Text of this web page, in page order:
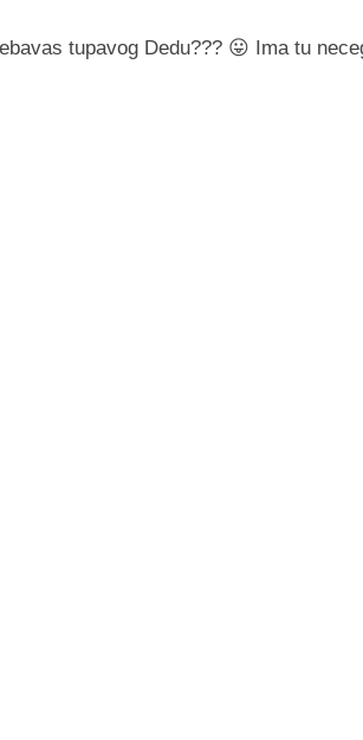
tupavog Dedu??? 😛 Ima tu